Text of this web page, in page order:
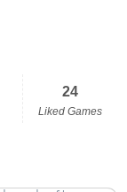
24
Liked Games